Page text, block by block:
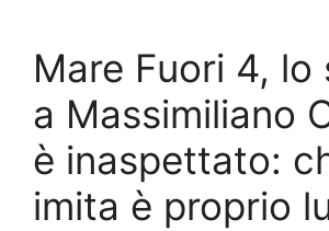
Mare Fuori 4,
a Massimiliano
è inaspettato:
imita è proprio